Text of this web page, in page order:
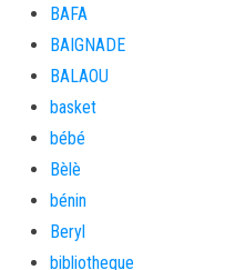
BAFA
BAIGNADE
BALAOU
basket
bébé
Bèlè
bénin
Beryl
bibliotheque